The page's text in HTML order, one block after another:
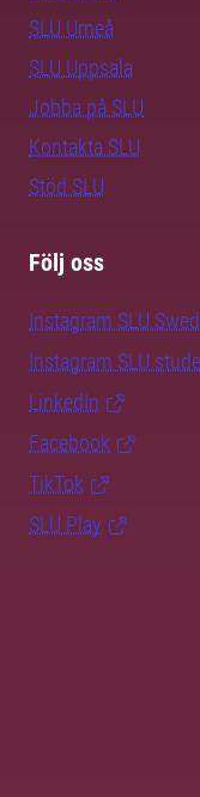
SLU Umeå
SLU Uppsala
Jobba på SLU
Kontakta SLU
Stöd SLU
Följ oss
Instagram
Instagram
LinkedIn
Facebook
TikTok
SLU Play